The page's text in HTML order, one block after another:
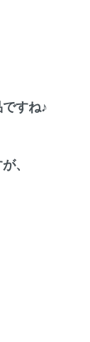
すね♪
、